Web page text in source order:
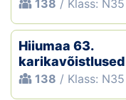
138 / Klass:
Hiiumaa 63.
karikavõistlused
138 / Klass: